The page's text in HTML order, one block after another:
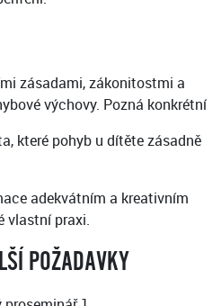
zásadami, zákonitostmi a
výchovy. Pozná konkrétní
které pohyb u dítěte zásadně
adekvátním a kreativním
vlastní praxi.
POŽADAVKY